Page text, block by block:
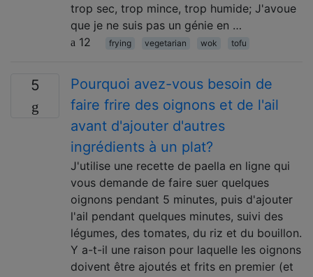
trop sec, trop mince, trop humide; J'avoue
que je ne suis pas un génie en …
12
frying vegetarian wok tofu
5
Pourquoi avez-vous besoin de
faire frire des oignons et de l'ail
avant d'ajouter d'autres
ingrédients à un plat?
J'utilise une recette de paella en ligne qui
vous demande de faire suer quelques
oignons pendant 5 minutes, puis d'ajouter
l'ail pendant quelques minutes, suivi des
légumes, des tomates, du riz et du bouillon.
Y a-t-il une raison pour laquelle les oignons
doivent être ajoutés et frits en premier (et